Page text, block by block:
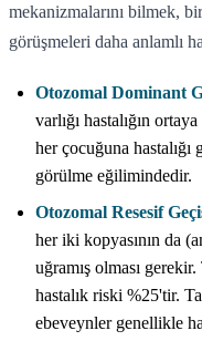
mekanizmalarını bilmek,
görüşmeleri daha anlamlı
Otozomal Dominant
varlığı hastalığın
her çocuğuna
görülme eğilimindedir.
Otozomal Resesif
her iki kopyasının da
uğramış olması
hastalık riski %25'tir.
ebeveynler genellikle